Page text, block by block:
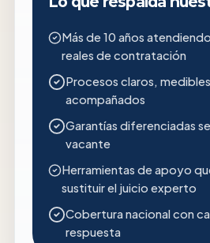
Más de 10 años
reales de contratación
Procesos claros,
acompañados
Garantías diferenciadas
vacante
Herramientas de apoyo
sustituir el juicio experto
Cobertura nacional con
respuesta